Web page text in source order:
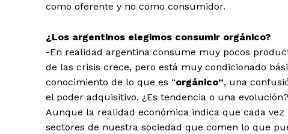
como oferente y no como consumidor.
¿Los argentinos elegimos consumir orgánico?
-En realidad argentina consume muy pocos
de las crisis crece, pero está muy condicionado
conocimiento de lo que es “orgánico”, una
el poder adquisitivo. ¿Es tendencia o una
Aunque la realidad económica indica que cada
sectores de nuestra sociedad que comen lo que